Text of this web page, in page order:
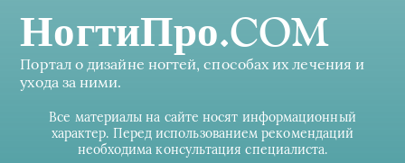
НогтиПро.COM
Портал о дизайне ногтей, способах их лечения и
ухода за ними.
Все материалы на сайте носят информационный
характер. Перед использованием рекомендаций
необходима консультация специалиста.